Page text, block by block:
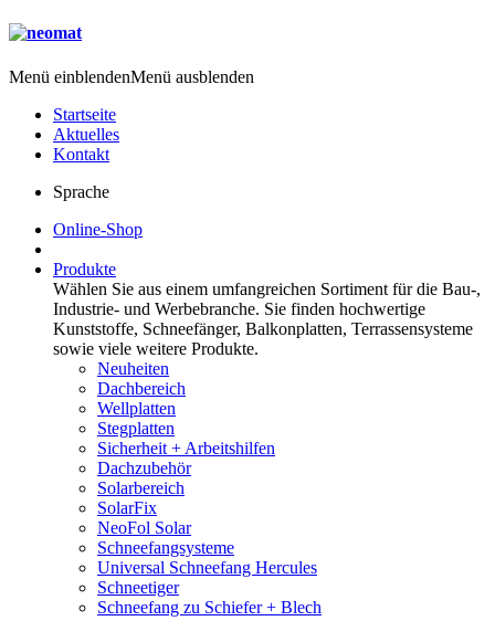
Menü einblendenMenü ausblenden
Startseite
Aktuelles
Kontakt
Sprache
Online-Shop
Produkte
Wählen Sie aus einem umfangreichen Sortiment für die Bau-,
Industrie- und Werbebranche. Sie finden hochwertige
Kunststoffe, Schneefänger, Balkonplatten, Terrassensysteme
sowie viele weitere Produkte.
Neuheiten
Dachbereich
Wellplatten
Stegplatten
Sicherheit + Arbeitshilfen
Dachzubehör
Solarbereich
SolarFix
NeoFol Solar
Schneefangsysteme
Universal Schneefang Hercules
Schneetiger
Schneefang zu Schiefer + Blech